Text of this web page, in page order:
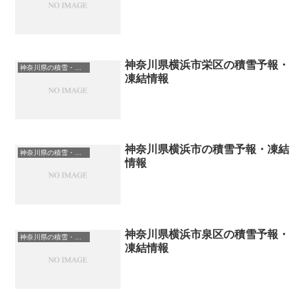
神奈川県横浜市栄区の積雪予報・
凍結情報
神奈川県横浜市の積雪予報・凍結
情報
神奈川県の積雪・凍結情報
神奈川県横浜市泉区の積雪予報・
凍結情報